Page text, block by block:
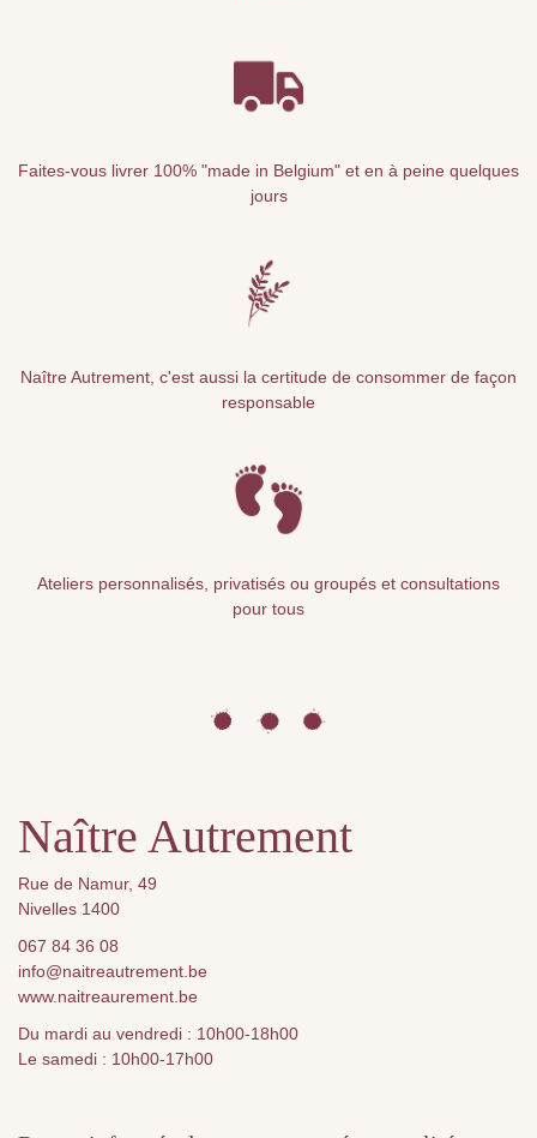
Faites-vous livrer 100% "made in Belgium" et en à peine quelques
jours
Naître Autrement, c'est aussi la certitude de consommer de façon
responsable
Ateliers personnalisés, privatisés ou groupés et consultations
pour tous
Naître Autrement
Rue de Namur, 49
Nivelles 1400
067 84 36 08
info@naitreautrement.be
www.naitreaurement.be
Du mardi au vendredi : 10h00-18h00
Le samedi : 10h00-17h00